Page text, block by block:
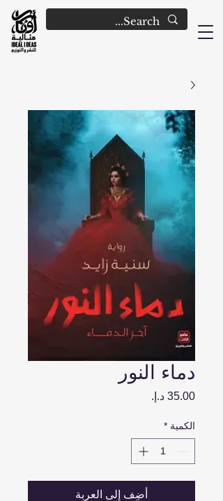
دماء النور
الكمية *
أضِف إلى العربة